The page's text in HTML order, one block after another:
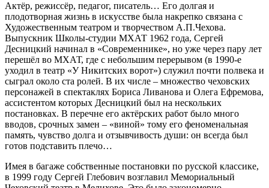
Актёр, режиссёр, педагог, писатель… Его долгая и
плодотворная жизнь в искусстве была накрепко связана с
Художественным театром и творчеством А.П.Чехова.
Выпускник Школы-студии МХАТ 1962 года, Сергей
Десницкий начинал в «Современнике», но уже через пару лет
перешёл во МХАТ, где с небольшим перерывом (в 1990-е
уходил в театр «У Никитских ворот») служил почти полвека и
сыграл около ста ролей. В их числе – множество чеховских
персонажей в спектаклях Бориса Ливанова и Олега Ефремова,
ассистентом которых Десницкий был на нескольких
постановках. В перечне его актёрских работ было много
вводов, срочных замен – «виной» тому его феноменальная
память, чувство долга и отзывчивость души: он всегда был
готов подставить плечо…
Имея в багаже собственные постановки по русской классике,
в 1999 году Сергей Глебович возглавил Мемориальный